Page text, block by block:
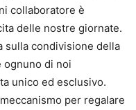
collaboratore è
delle nostre giornate.
sulla condivisione della
ognuno di noi
unico ed esclusivo.
per regalare